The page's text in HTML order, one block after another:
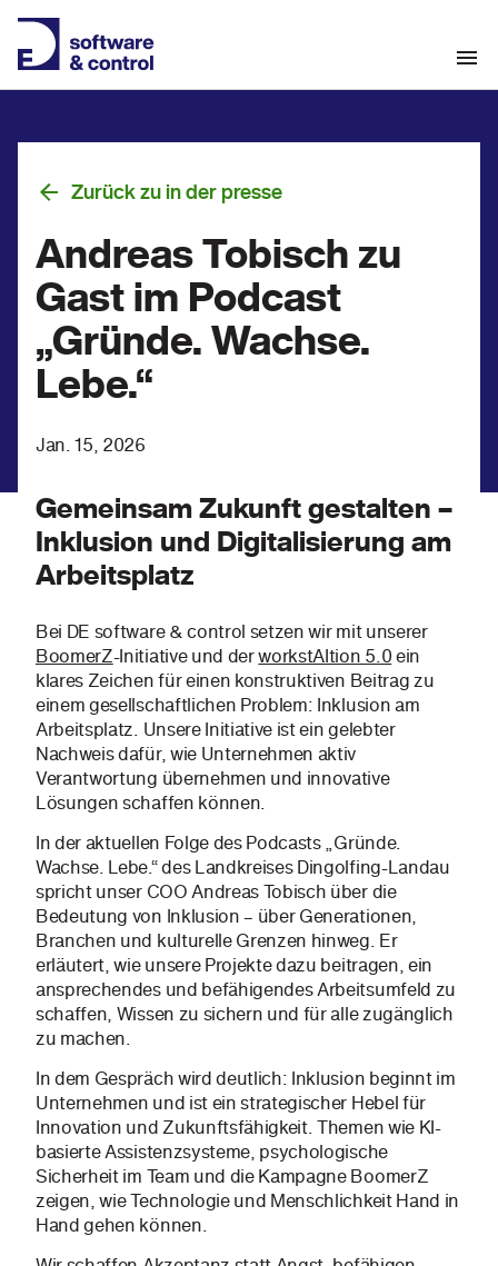
Zurück zu in der presse
Andreas Tobisch zu
Gast im Podcast
„Gründe. Wachse.
Lebe.“
Jan. 15, 2026
Gemeinsam Zukunft gestalten –
Inklusion und Digitalisierung am
Arbeitsplatz
Bei DE software & control setzen wir mit unserer
BoomerZ-Initiative und derworkstAItion 5.0ein
klares Zeichen für einen konstruktiven Beitrag zu
einem gesellschaftlichen Problem: Inklusion am
Arbeitsplatz. Unsere Initiative ist ein gelebter
Nachweis dafür, wie Unternehmen aktiv
Verantwortung übernehmen und innovative
Lösungen schaffen können.
In der aktuellen Folge des Podcasts „Gründe.
Wachse. Lebe.“ des Landkreises Dingolfing-Landau
spricht unser COO Andreas Tobisch über die
Bedeutung von Inklusion – über Generationen,
Branchen und kulturelle Grenzen hinweg. Er
erläutert, wie unsere Projekte dazu beitragen, ein
ansprechendes und befähigendes Arbeitsumfeld zu
schaffen, Wissen zu sichern und für alle zugänglich
zu machen.
In dem Gespräch wird deutlich: Inklusion beginnt im
Unternehmen und ist ein strategischer Hebel für
Innovation und Zukunftsfähigkeit. Themen wie KI-
basierte Assistenzsysteme, psychologische
Sicherheit im Team und die Kampagne BoomerZ
zeigen, wie Technologie und Menschlichkeit Hand in
Hand gehen können.